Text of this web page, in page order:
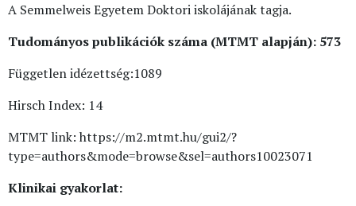
A Semmelweis Egyetem Doktori iskolájának tagja.
Tudományos publikációk száma (MTMT alapján): 573
Független idézettség:1089
Hirsch Index: 14
MTMT link: https://m2.mtmt.hu/gui2/?
type=authors&mode=browse&sel=authors10023071
Klinikai gyakorlat: